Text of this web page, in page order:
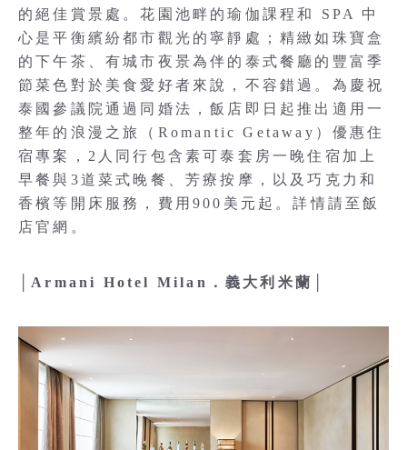
的絕佳賞景處。花園池畔的瑜伽課程和 SPA 中
心是平衡繽紛都市觀光的寧靜處；精緻如珠寶盒
的下午茶、有城市夜景為伴的泰式餐廳的豐富季
節菜色對於美食愛好者來說，不容錯過。為慶祝
泰國參議院通過同婚法，飯店即日起推出適用一
整年的浪漫之旅（Romantic Getaway）優惠住
宿專案，2人同行包含素可泰套房一晚住宿加上
早餐與3道菜式晚餐、芳療按摩，以及巧克力和
香檳等開床服務，費用900美元起。詳情請至飯
店官網。
│Armani Hotel Milan．義大利米蘭│